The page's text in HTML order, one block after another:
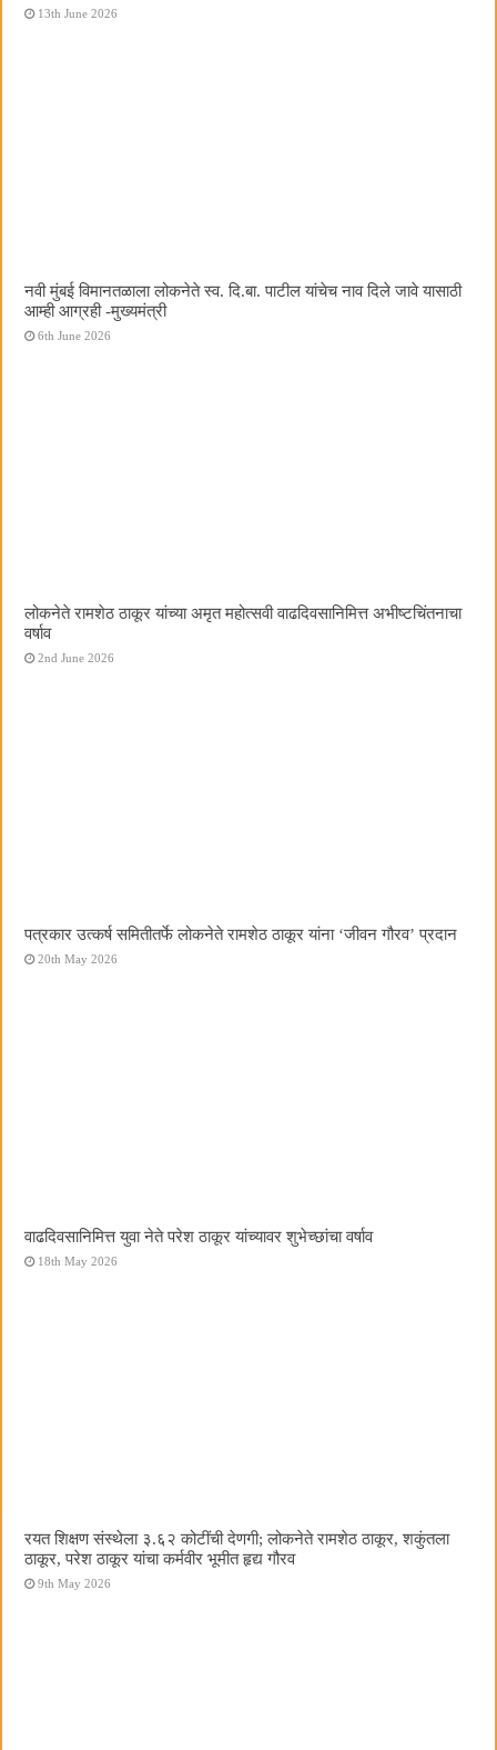
13th June 2026
नवी मुंबई विमानतळाला लोकनेते स्व. दि.बा. पाटील यांचेच नाव दिले जावे यासाठी
आम्ही आग्रही -मुख्यमंत्री
6th June 2026
लोकनेते रामशेठ ठाकूर यांच्या अमृत महोत्सवी वाढदिवसानिमित्त अभीष्टचिंतनाचा
वर्षाव
2nd June 2026
पत्रकार उत्कर्ष समितीतर्फे लोकनेते रामशेठ ठाकूर यांना ‌‘जीवन गौरव‌’ प्रदान
20th May 2026
वाढदिवसानिमित्त युवा नेते परेश ठाकूर यांच्यावर शुभेच्छांचा वर्षाव
18th May 2026
रयत शिक्षण संस्थेला ३.६२ कोटींची देणगी; लोकनेते रामशेठ ठाकूर, शकुंतला
ठाकूर, परेश ठाकूर यांचा कर्मवीर भूमीत हृद्य गौरव
9th May 2026